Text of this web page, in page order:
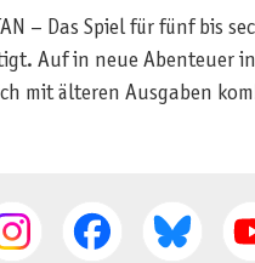
– Das Spiel für fünf bis
Auf in neue Abenteuer
mit älteren Ausgaben